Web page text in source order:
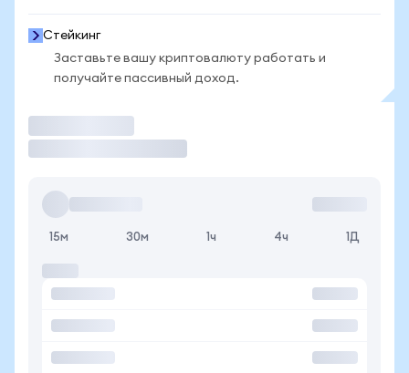
Стейкинг
Заставьте вашу криптовалюту работать и
получайте пассивный доход.
15м 30м 1ч 4ч 1Д